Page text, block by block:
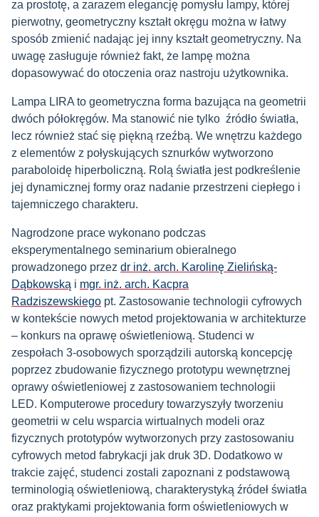
za prostotę, a zarazem elegancję pomysłu lampy, której
pierwotny, geometryczny kształt okręgu można w łatwy
sposób zmienić nadając jej inny kształt geometryczny. Na
uwagę zasługuje również fakt, że lampę można
dopasowywać do otoczenia oraz nastroju użytkownika.
Lampa LIRA to geometryczna forma bazująca na geometrii
dwóch półokręgów. Ma stanowić nie tylko źródło światła,
lecz również stać się piękną rzeźbą. We wnętrzu każdego
z elementów z połyskujących sznurków wytworzono
paraboloidę hiperboliczną. Rolą światła jest podkreślenie
jej dynamicznej formy oraz nadanie przestrzeni ciepłego i
tajemniczego charakteru.
Nagrodzone prace wykonano podczas
eksperymentalnego seminarium obieralnego
prowadzonego przez dr inż. arch. Karolinę Zielińską-
Dąbkowską i mgr. inż. arch. Kacpra
Radziszewskiego pt. Zastosowanie technologii cyfrowych
w kontekście nowych metod projektowania w architekturze
– konkurs na oprawę oświetleniową. Studenci w
zespołach 3-osobowych sporządzili autorską koncepcję
poprzez zbudowanie fizycznego prototypu wewnętrznej
oprawy oświetleniowej z zastosowaniem technologii
LED. Komputerowe procedury towarzyszyły tworzeniu
geometrii w celu wsparcia wirtualnych modeli oraz
fizycznych prototypów wytworzonych przy zastosowaniu
cyfrowych metod fabrykacji jak druk 3D. Dodatkowo w
trakcie zajęć, studenci zostali zapoznani z podstawową
terminologią oświetleniową, charakterystyką źródeł światła
oraz praktykami projektowania form oświetleniowych w